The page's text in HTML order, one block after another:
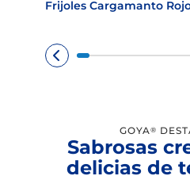
Frijoles Cargamanto
GOYA®
Sabrosas
delicias de